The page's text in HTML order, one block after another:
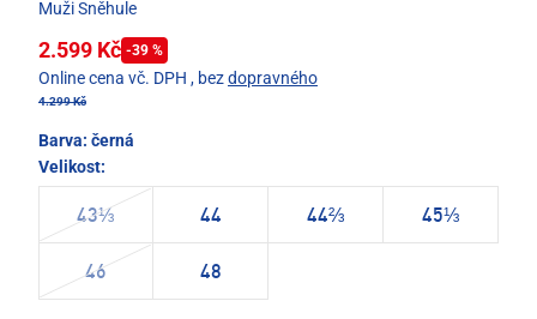
Muži Sněhule
2.599 Kč -39 %
Online cena vč. DPH , bezdopravného
4.299 Kč
Barva: černá
Velikost:
43⅓ 44 44⅔ 45⅓
46 48